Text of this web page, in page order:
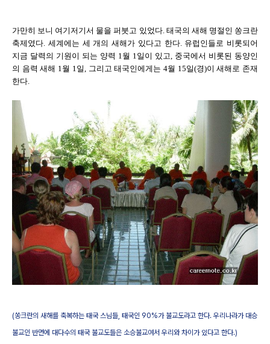
가만히 보니 여기저기서 물을 퍼붓고 있었다. 태국의 새해 명절인 쏭크란
축제였다. 세계에는 세 개의 새해가 있다고 한다. 유럽인들로 비롯되어
지금 달력의 기원이 되는 양력 1월 1일이 있고, 중국에서 비롯된 동양인
의 음력 새해 1월 1일, 그리고 태국인에게는 4월 15일(경)이 새해로 존재
한다.
(쏭크란의 새해를 축복하는 태국 스님들, 태국인 90%가 불교도라고 한다. 우리나라가 대승
불교인 반면에 대다수의 태국 불교도들은 소승불교여서 우리와 차이가 있다고 한다.)